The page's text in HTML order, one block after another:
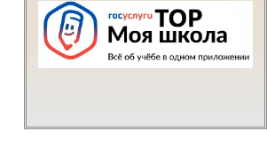
Написать о